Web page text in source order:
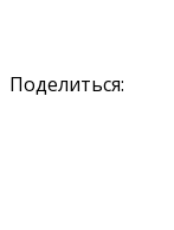
Поделиться: